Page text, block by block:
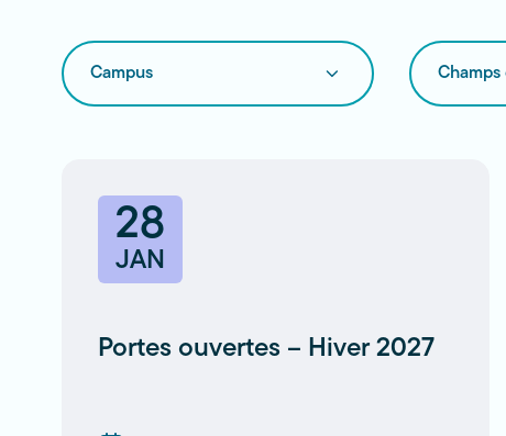
Campus
événement
Champs
d'intérêt
28
JAN
Portes ouvertes – Hiver 2027